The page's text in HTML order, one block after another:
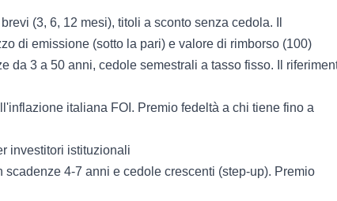
(3, 6, 12 mesi), titoli a sconto senza cedola. Il
di emissione (sotto la pari) e valore di rimborso (100)
da 3 a 50 anni, cedole semestrali a tasso fisso. Il
italiana FOI. Premio fedeltà a chi tiene fino a
investitori istituzionali
4-7 anni e cedole crescenti (step-up). Premio